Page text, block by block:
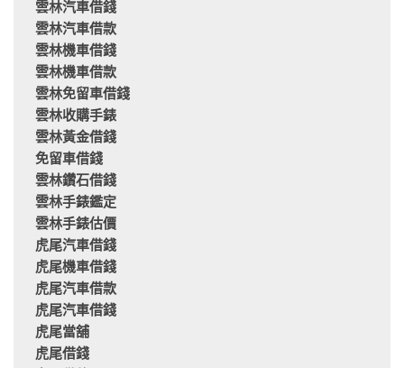
雲林汽車借錢
雲林汽車借款
雲林機車借錢
雲林機車借款
雲林免留車借錢
雲林收購手錶
雲林黃金借錢
免留車借錢
雲林鑽石借錢
雲林手錶鑑定
雲林手錶估價
虎尾汽車借錢
虎尾機車借錢
虎尾汽車借款
虎尾汽車借錢
虎尾當舖
虎尾借錢